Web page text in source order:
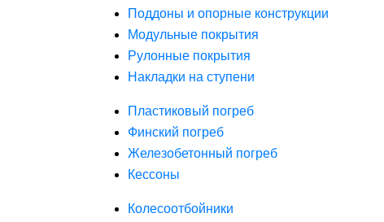
Поддоны и опорные конструкции
Модульные покрытия
Рулонные покрытия
Накладки на ступени
Пластиковый погреб
Финский погреб
Железобетонный погреб
Кессоны
Колесоотбойники